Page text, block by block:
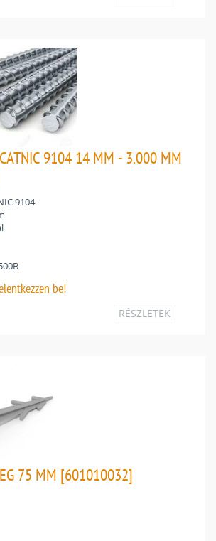
9104 14 MM - 3.000 MM
9104
be!
RÉSZLETEK
75 MM [601010032]